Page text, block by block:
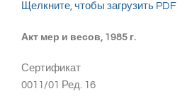
Щелкните, чтобы загрузить PDF
Акт мер и весов, 1985 г.
Сертификат
0011/01 Ред. 16